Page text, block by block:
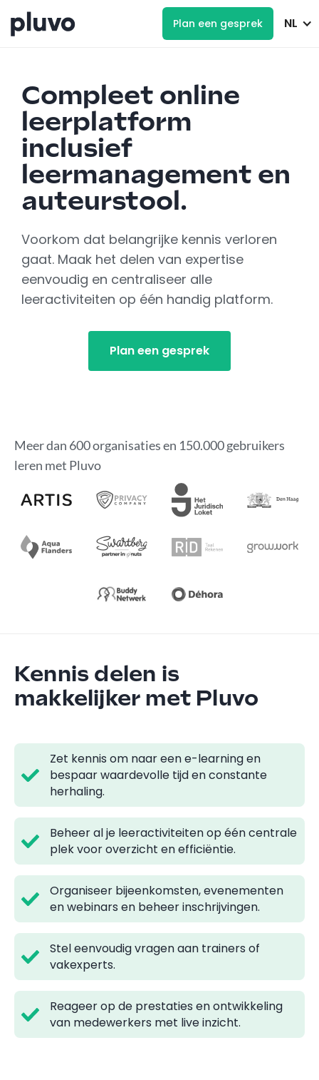
Plan een gesprek NL
Compleet online
leerplatform
inclusief
leermanagement en
auteurstool.
Voorkom dat belangrijke kennis verloren
gaat. Maak het delen van expertise
eenvoudig en centraliseer alle
leeractiviteiten op één handig platform.
Plan een gesprek
Meer dan 600 organisaties en 150.000 gebruikers
leren met Pluvo
Kennis delen is
makkelijker met Pluvo
Zet kennis om naar een e-learning en
bespaar waardevolle tijd en constante
herhaling.
Beheer al je leeractiviteiten op één centrale
plek voor overzicht en efficiëntie.
Organiseer bijeenkomsten, evenementen
en webinars en beheer inschrijvingen.
Stel eenvoudig vragen aan trainers of
vakexperts.
Reageer op de prestaties en ontwikkeling
van medewerkers met live inzicht.